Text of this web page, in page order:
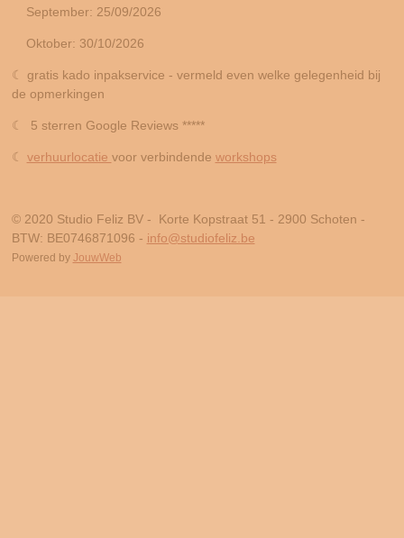
September: 25/09/2026
Oktober: 30/10/2026
☾ gratis kado inpakservice - vermeld even welke gelegenheid bij
de opmerkingen
☾ 5 sterren Google Reviews *****
☾ verhuurlocatie voor verbindende workshops
© 2020 Studio Feliz BV - Korte Kopstraat 51 - 2900 Schoten -
BTW: BE0746871096 - info@studiofeliz.be
Powered by JouwWeb